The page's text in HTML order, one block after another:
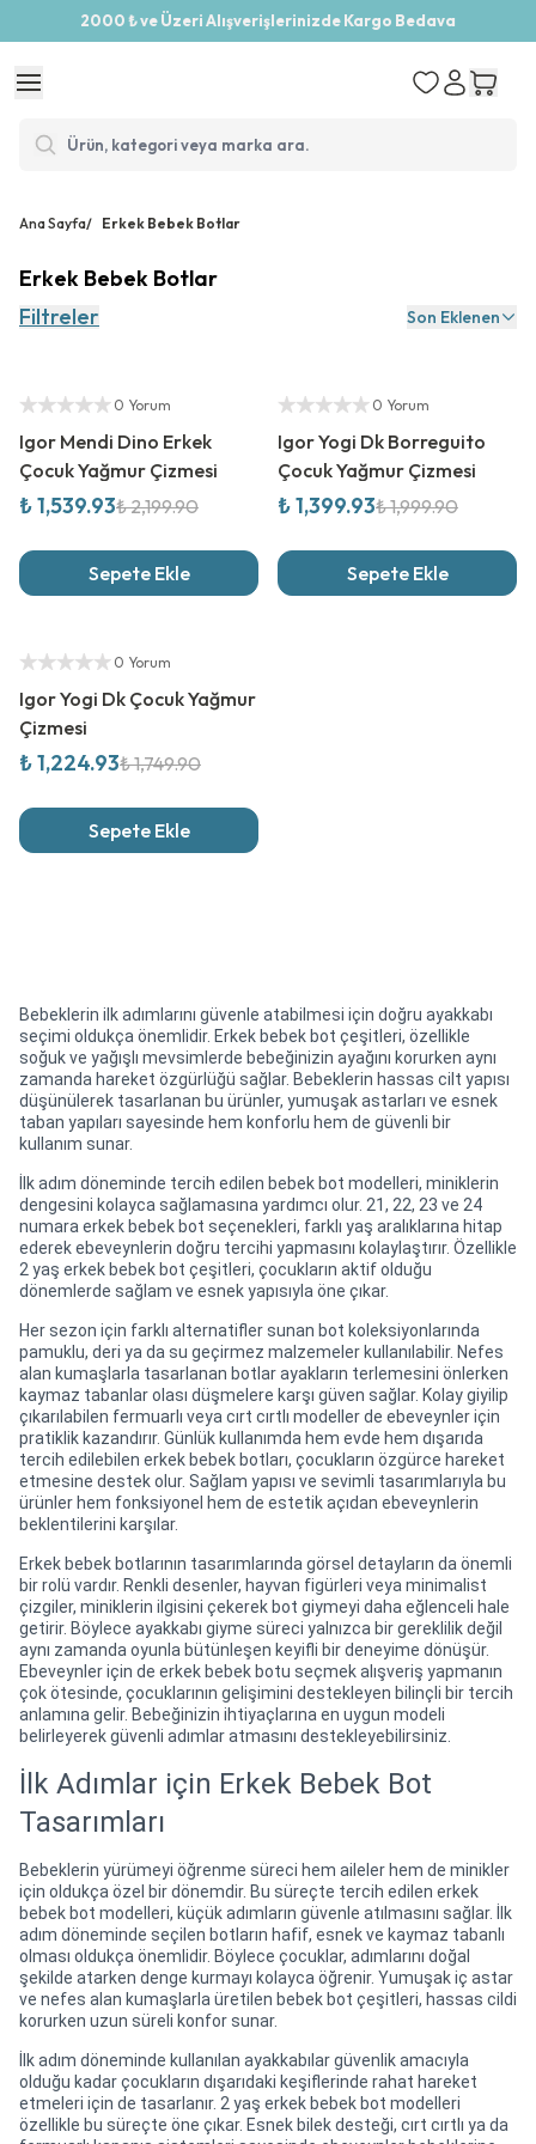
2000 ₺ ve Üzeri Alışverişlerinizde Kargo Bedava
Ana Sayfa/ Erkek Bebek Botlar
Erkek Bebek Botlar
Filtreler
Son Eklenen
Yetkili Satıcı
0 Yorum
Igor Mendi Dino Erkek
Çocuk Yağmur Çizmesi
₺ 1,539.93₺ 2,199.90
Sepete Ekle
Yetkili Satıcı
0 Yorum
Igor Yogi Dk Borreguito
Çocuk Yağmur Çizmesi
₺ 1,399.93₺ 1,999.90
Sepete Ekle
Yetkili Satıcı
0 Yorum
Igor Yogi Dk Çocuk Yağmur
Çizmesi
₺ 1,224.93₺ 1,749.90
Sepete Ekle
Bebeklerin ilk adımlarını güvenle atabilmesi için doğru ayakkabı
seçimi oldukça önemlidir. Erkek bebek bot çeşitleri, özellikle
soğuk ve yağışlı mevsimlerde bebeğinizin ayağını korurken aynı
zamanda hareket özgürlüğü sağlar. Bebeklerin hassas cilt yapısı
düşünülerek tasarlanan bu ürünler, yumuşak astarları ve esnek
taban yapıları sayesinde hem konforlu hem de güvenli bir
kullanım sunar.
İlk adım döneminde tercih edilen bebek bot modelleri, miniklerin
dengesini kolayca sağlamasına yardımcı olur. 21, 22, 23 ve 24
numara erkek bebek bot seçenekleri, farklı yaş aralıklarına hitap
ederek ebeveynlerin doğru tercihi yapmasını kolaylaştırır. Özellikle
2 yaş erkek bebek bot çeşitleri, çocukların aktif olduğu
dönemlerde sağlam ve esnek yapısıyla öne çıkar.
Her sezon için farklı alternatifler sunan bot koleksiyonlarında
pamuklu, deri ya da su geçirmez malzemeler kullanılabilir. Nefes
alan kumaşlarla tasarlanan botlar ayakların terlemesini önlerken
kaymaz tabanlar olası düşmelere karşı güven sağlar. Kolay giyilip
çıkarılabilen fermuarlı veya cırt cırtlı modeller de ebeveynler için
pratiklik kazandırır. Günlük kullanımda hem evde hem dışarıda
tercih edilebilen erkek bebek botları, çocukların özgürce hareket
etmesine destek olur. Sağlam yapısı ve sevimli tasarımlarıyla bu
ürünler hem fonksiyonel hem de estetik açıdan ebeveynlerin
beklentilerini karşılar.
Erkek bebek botlarının tasarımlarında görsel detayların da önemli
bir rolü vardır. Renkli desenler, hayvan figürleri veya minimalist
çizgiler, miniklerin ilgisini çekerek bot giymeyi daha eğlenceli hale
getirir. Böylece ayakkabı giyme süreci yalnızca bir gereklilik değil
aynı zamanda oyunla bütünleşen keyifli bir deneyime dönüşür.
Ebeveynler için de erkek bebek botu seçmek alışveriş yapmanın
çok ötesinde, çocuklarının gelişimini destekleyen bilinçli bir tercih
anlamına gelir. Bebeğinizin ihtiyaçlarına en uygun modeli
belirleyerek güvenli adımlar atmasını destekleyebilirsiniz.
İlk Adımlar için Erkek Bebek Bot
Tasarımları
Bebeklerin yürümeyi öğrenme süreci hem aileler hem de minikler
için oldukça özel bir dönemdir. Bu süreçte tercih edilen erkek
bebek bot modelleri, küçük adımların güvenle atılmasını sağlar. İlk
adım döneminde seçilen botların hafif, esnek ve kaymaz tabanlı
olması oldukça önemlidir. Böylece çocuklar, adımlarını doğal
şekilde atarken denge kurmayı kolayca öğrenir. Yumuşak iç astar
ve nefes alan kumaşlarla üretilen bebek bot çeşitleri, hassas cildi
korurken uzun süreli konfor sunar.
İlk adım döneminde kullanılan ayakkabılar güvenlik amacıyla
olduğu kadar çocukların dışarıdaki keşiflerinde rahat hareket
etmeleri için de tasarlanır. 2 yaş erkek bebek bot modelleri
özellikle bu süreçte öne çıkar. Esnek bilek desteği, cırt cırtlı ya da